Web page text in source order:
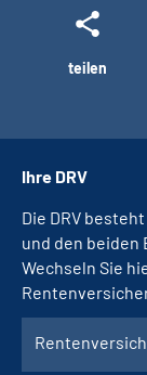
teilen
Ihre DRV
Die DRV
und den beiden
Wechseln Sie